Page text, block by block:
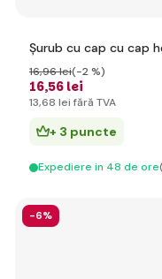
Șurub cu cap cu cap
16,56 lei
16,96 lei(-2 %)
13,68 lei fără TVA
+ 3 puncte
Expediere in 48 de ore
-6%